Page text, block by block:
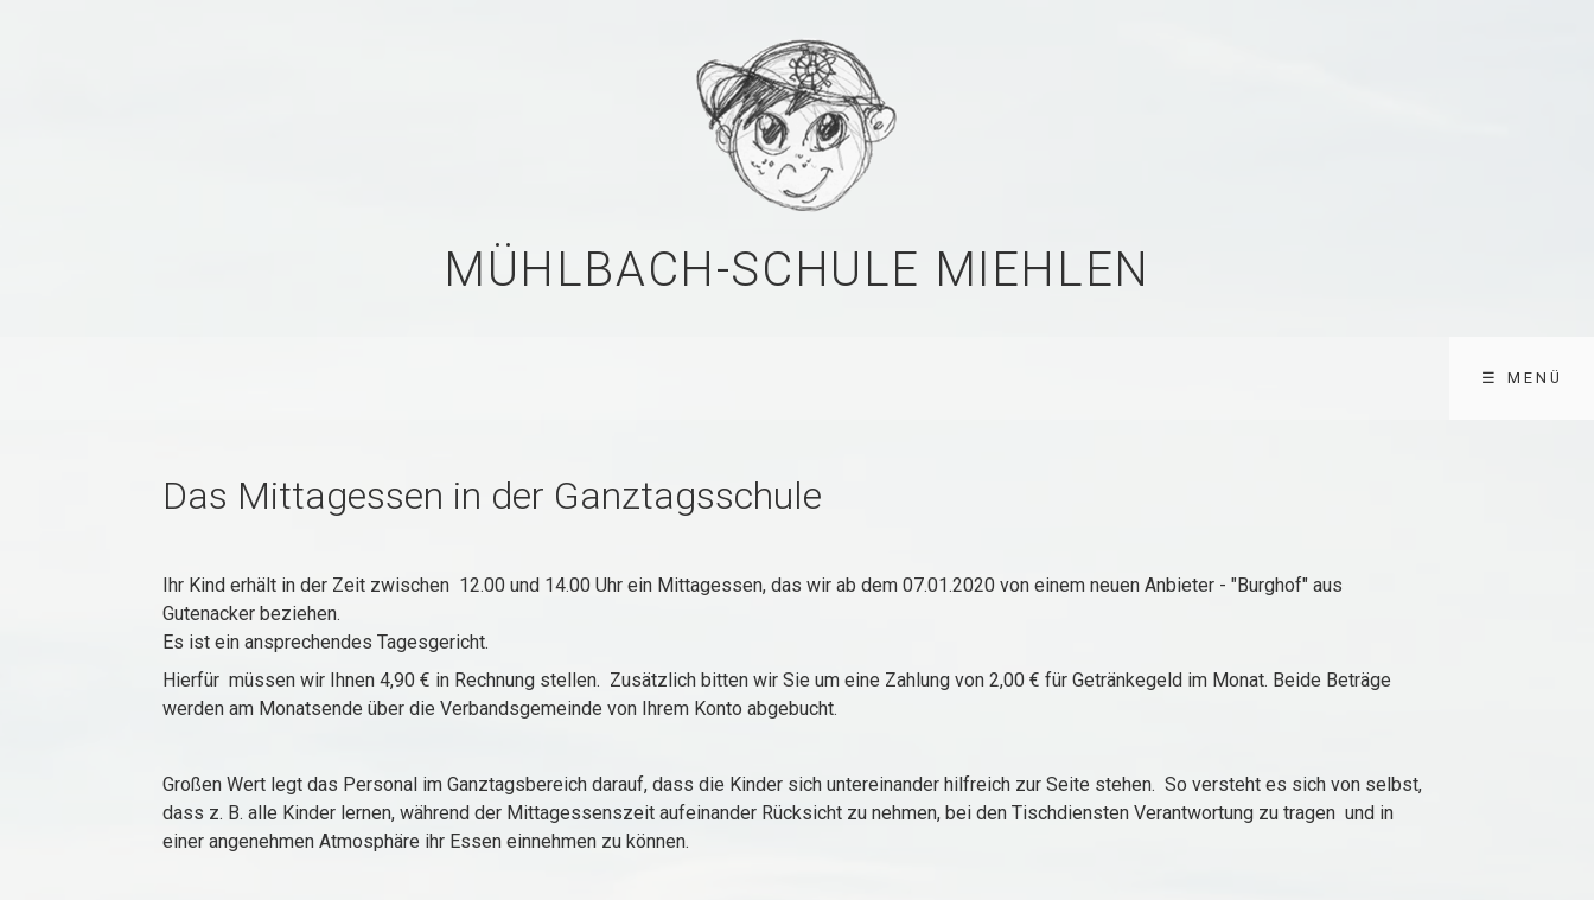
MÜHLBACH-SCHULE MIEHLEN
☰ MENÜ
Das Mittagessen in der Ganztagsschule
Ihr Kind erhält in der Zeit zwischen 12.00 und 14.00 Uhr ein Mittagessen, das wir ab dem 07.01.2020 von einem neuen Anbieter - "Burghof" aus
Gutenacker beziehen.
Es ist ein ansprechendes Tagesgericht.
Hierfür müssen wir Ihnen 4,90 € in Rechnung stellen. Zusätzlich bitten wir Sie um eine Zahlung von 2,00 € für Getränkegeld im Monat. Beide Beträge
werden am Monatsende über die Verbandsgemeinde von Ihrem Konto abgebucht.
Großen Wert legt das Personal im Ganztagsbereich darauf, dass die Kinder sich untereinander hilfreich zur Seite stehen. So versteht es sich von selbst,
dass z. B. alle Kinder lernen, während der Mittagessenszeit aufeinander Rücksicht zu nehmen, bei den Tischdiensten Verantwortung zu tragen und in
einer angenehmen Atmosphäre ihr Essen einnehmen zu können.